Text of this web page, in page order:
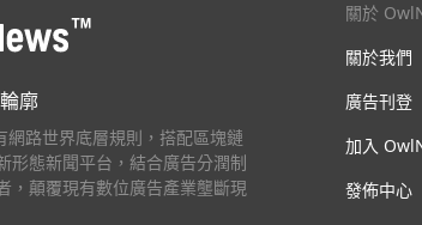
錄 攜手推動臺韓產業合作交流 擴大
廓
路世界底層規則，搭配區塊鏈
形態新聞平台，結合廣告分潤制
，顛覆現有數位廣告產業壟斷現
關於
關於我們
廣告刊登
加入
發佈中心